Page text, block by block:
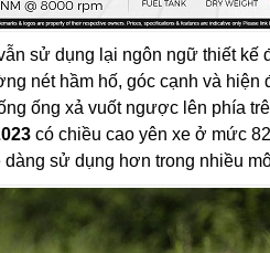
sử dụng lại ngôn ngữ thiết kế
nét hầm hố, góc cạnh và hiện
ống xả vuốt ngược lên phía
có chiều cao yên xe ở mức
dàng sử dụng hơn trong nhiều